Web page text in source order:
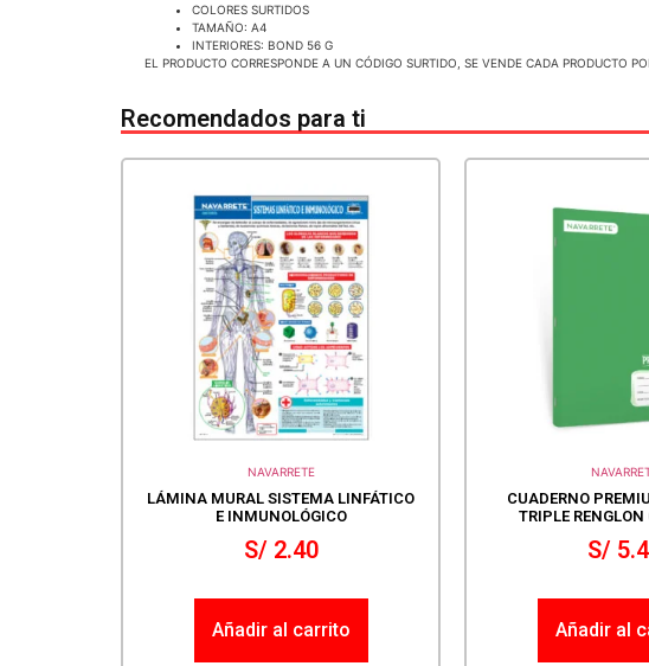
COLORES SURTIDOS
TAMAÑO: A4
INTERIORES: BOND 56 G
EL PRODUCTO CORRESPONDE A UN CÓDIGO SURTIDO, SE VENDE CADA PRODUCTO
Recomendados para ti
NAVARRETE
LÁMINA MURAL SISTEMA LINFÁTICO
E INMUNOLÓGICO
S/2.40
Añadir al carrito
CUADERNO
TRIPLE
S/
Añadir al